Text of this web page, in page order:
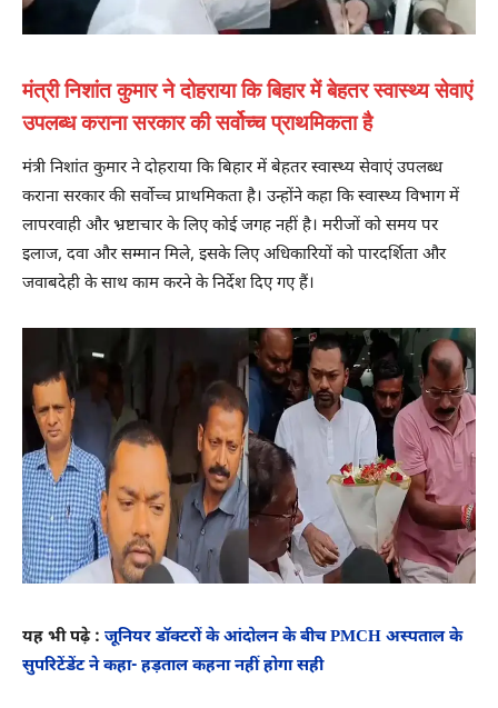
मंत्री निशांत कुमार ने दोहराया कि बिहार में बेहतर स्वास्थ्य सेवाएं
उपलब्ध कराना सरकार की सर्वोच्च प्राथमिकता है
मंत्री निशांत कुमार ने दोहराया कि बिहार में बेहतर स्वास्थ्य सेवाएं उपलब्ध
कराना सरकार की सर्वोच्च प्राथमिकता है। उन्होंने कहा कि स्वास्थ्य विभाग में
लापरवाही और भ्रष्टाचार के लिए कोई जगह नहीं है। मरीजों को समय पर
इलाज, दवा और सम्मान मिले, इसके लिए अधिकारियों को पारदर्शिता और
जवाबदेही के साथ काम करने के निर्देश दिए गए हैं।
यह भी पढ़े : जूनियर डॉक्टरों के आंदोलन के बीच PMCH अस्पताल के
सुपरिटेंडेंट ने कहा- हड़ताल कहना नहीं होगा सही